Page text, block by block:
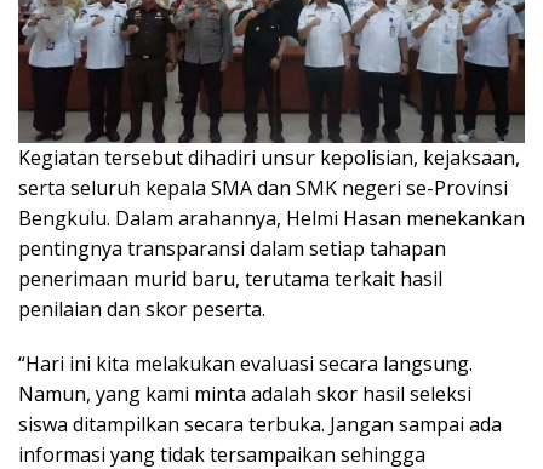
Kegiatan tersebut dihadiri unsur kepolisian, kejaksaan,
serta seluruh kepala SMA dan SMK negeri se-Provinsi
Bengkulu. Dalam arahannya, Helmi Hasan menekankan
pentingnya transparansi dalam setiap tahapan
penerimaan murid baru, terutama terkait hasil
penilaian dan skor peserta.
“Hari ini kita melakukan evaluasi secara langsung.
Namun, yang kami minta adalah skor hasil seleksi
siswa ditampilkan secara terbuka. Jangan sampai ada
informasi yang tidak tersampaikan sehingga